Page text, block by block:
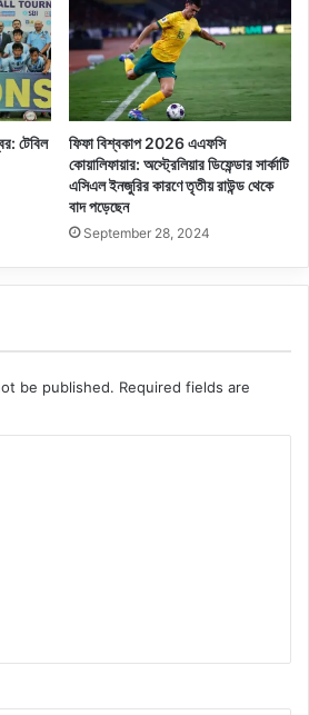
টেবিল
ফিফা বিশ্বকাপ 2026 এএফসি
কোয়ালিফায়ার: অস্ট্রেলিয়ার ডিফেন্ডার সার্কাটি
এসিএল ইনজুরির কারণে তৃতীয় রাউন্ড থেকে
বাদ পড়েছেন
September 28, 2024
be published. Required fields are